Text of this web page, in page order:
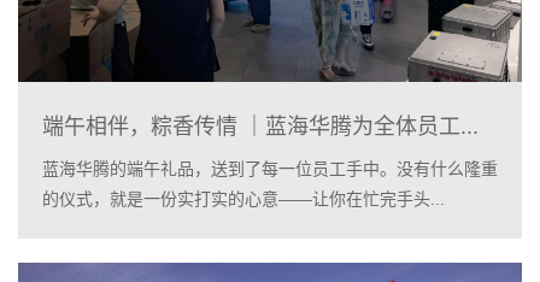
端午相伴，粽香传情 ｜蓝海华腾为全体员工...
蓝海华腾的端午礼品，送到了每一位员工手中。没有什么隆重
的仪式，就是一份实打实的心意——让你在忙完手头...